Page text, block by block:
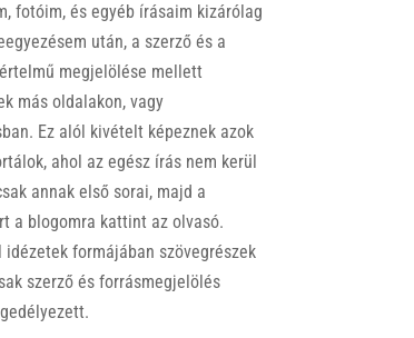
fotóim, és egyéb írásaim kizárólag
után, a szerző és a
megjelölése mellett
más oldalakon, vagy
Ez alól kivételt képeznek azok
ahol az egész írás nem kerül
annak első sorai, majd a
a blogomra kattint az olvasó.
idézetek formájában szövegrészek
szerző és forrásmegjelölés